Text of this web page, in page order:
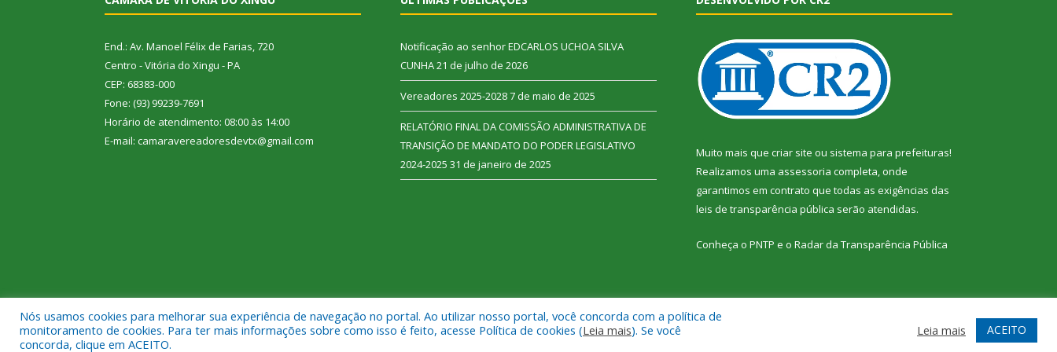
End.: Av. Manoel Félix de Farias, 720
Centro - Vitória do Xingu - PA
CEP: 68383-000
Fone: (93) 99239-7691
Horário de atendimento: 08:00 às 14:00
E-mail: camaravereadoresdevtx@gmail.com
Notificação ao senhor EDCARLOS UCHOA SILVA
CUNHA21 de julho de 2026
Vereadores 2025-20287 de maio de 2025
RELATÓRIO FINAL DA COMISSÃO ADMINISTRATIVA DE
TRANSIÇÃO DE MANDATO DO PODER LEGISLATIVO
2024-2025 31 de janeiro de 2025
Muito mais que criar site ou sistema para prefeituras!
Realizamos uma assessoria completa, onde
garantimos em contrato que todas as exigências das
leis de transparência pública serão atendidas.
Conheça o PNTP e o Radar da Transparência Pública
Todos os direitos reservados a Câmara Municipal de Vitória do Xingu. Mapa do Site Acessar Webmail
Nós usamos cookies para melhorar sua experiência de navegação no portal. Ao utilizar nosso portal, você concorda com a política de
monitoramento de cookies. Para ter mais informações sobre como isso é feito, acesse Política de cookies (Leia mais). Se você
concorda, clique em ACEITO.
Leia mais ACEITO